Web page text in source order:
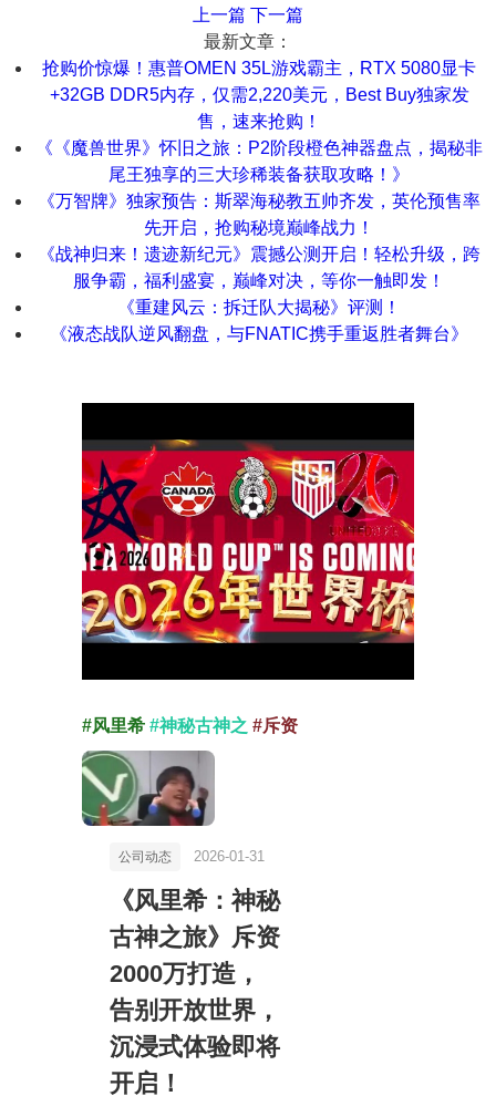
上一篇 下一篇
最新文章：
抢购价惊爆！惠普OMEN 35L游戏霸主，RTX 5080显卡
+32GB DDR5内存，仅需2,220美元，Best Buy独家发
售，速来抢购！
《《魔兽世界》怀旧之旅：P2阶段橙色神器盘点，揭秘非
尾王独享的三大珍稀装备获取攻略！》
《万智牌》独家预告：斯翠海秘教五帅齐发，英伦预售率
先开启，抢购秘境巅峰战力！
《战神归来！遗迹新纪元》震撼公测开启！轻松升级，跨
服争霸，福利盛宴，巅峰对决，等你一触即发！
《重建风云：拆迁队大揭秘》评测！
《液态战队逆风翻盘，与FNATIC携手重返胜者舞台》
#风里希 #神秘古神之 #斥资
公司动态 2026-01-31
《风里希：神秘
古神之旅》斥资
2000万打造，
告别开放世界，
沉浸式体验即将
开启！